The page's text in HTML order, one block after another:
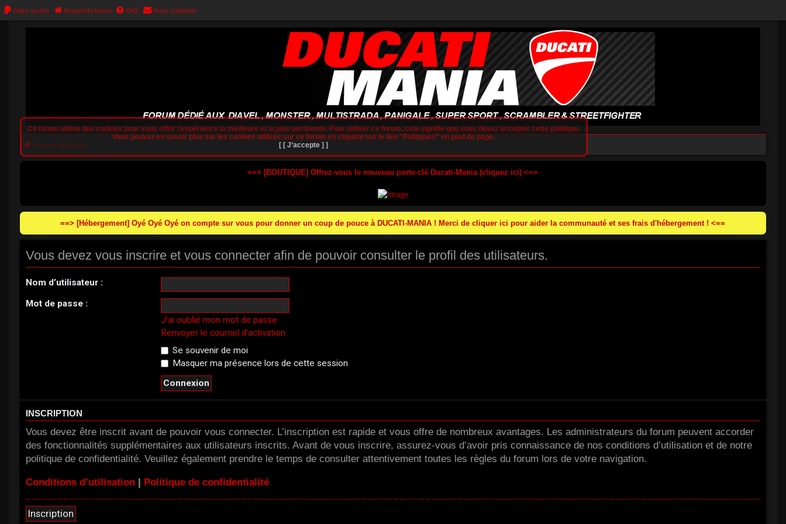
Faire un don Accueil du forum FAQ Nous contacter
Accueil du forum
==> [BOUTIQUE] Offrez-vous le nouveau porte-clé Ducati-Mania (cliquez ici) <==
==> [Hébergement] Oyé Oyé Oyé on compte sur vous pour donner un coup de pouce à DUCATI-MANIA ! Merci de cliquer ici pour aider la communauté et ses frais d'hébergement ! <==
Vous devez vous inscrire et vous connecter afin de pouvoir consulter le profil des utilisateurs.
Nom d’utilisateur :
Mot de passe :
J’ai oublié mon mot de passe
Renvoyer le courriel d’activation
Se souvenir de moi
Masquer ma présence lors de cette session
INSCRIPTION
Vous devez être inscrit avant de pouvoir vous connecter. L’inscription est rapide et vous offre de nombreux avantages. Les administrateurs du forum peuvent accorder
des fonctionnalités supplémentaires aux utilisateurs inscrits. Avant de vous inscrire, assurez-vous d’avoir pris connaissance de nos conditions d’utilisation et de notre
politique de confidentialité. Veuillez également prendre le temps de consulter attentivement toutes les règles du forum lors de votre navigation.
Conditions d’utilisation| Politique de confidentialité
Inscription
Ce forum utilise des cookies pour vous offrir l‘expérience la meilleure et la plus pertinente. Pour utiliser ce forum, cela signifie que vous devez accepter cette politique.
Vous pouvez en savoir plus sur les cookies utilisés sur ce forum en cliquant sur le lien "Politiques" en pied de page.
[ [ J’accepte ] ]